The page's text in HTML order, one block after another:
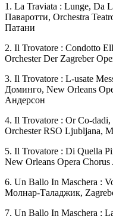
1. La Traviata : Lunge, Da
Паваротти, Orchestra
Патани
2. Il Trovatore : Condotto
Orchester Der Zagreber
3. Il Trovatore : L-usate
Доминго, New Orleans
Андерсон
4. Il Trovatore : Or Co-
Orchester RSO Ljubljana,
5. Il Trovatore : Di Quella
New Orleans Opera
6. Un Ballo In Maschera :
Молнар-Таладжик,
7. Un Ballo In Maschera :